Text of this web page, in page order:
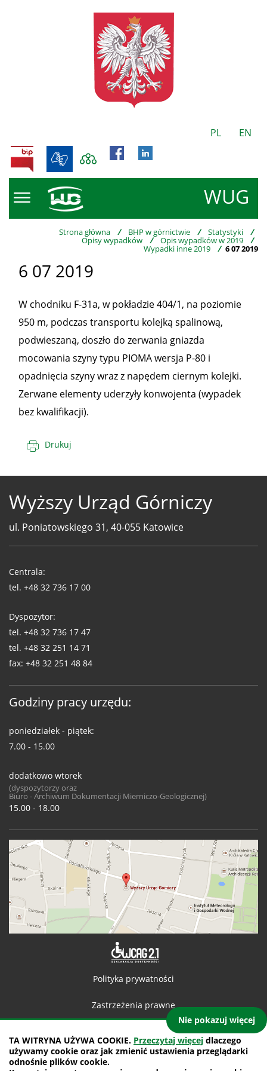
TA WITRYNA UŻYWA COOKIE. Przeczytaj więcej dlaczego
używamy cookie oraz jak zmienić ustawienia przeglądarki
odnośnie plików cookie.
Nie pokazuj więcej
PL EN
WUG
BIP
Strona główna / BHP w górnictwie / Statystyki /
Opisy wypadków / Opis wypadków w 2019 /
Wypadki inne 2019 / 6 07 2019
6 07 2019
W chodniku F-31a, w pokładzie 404/1, na poziomie
950 m, podczas transportu kolejką spalinową,
podwieszaną, doszło do zerwania gniazda
mocowania szyny typu PIOMA wersja P-80 i
opadnięcia szyny wraz z napędem ciernym kolejki.
Zerwane elementy uderzyły konwojenta (wypadek
bez kwalifikacji).
Drukuj
Wyższy Urząd Górniczy
ul. Poniatowskiego 31, 40-055 Katowice
WUG
Centrala:
tel. +48 32 736 17 00
Dyspozytor:
tel. +48 32 736 17 47
tel. +48 32 251 14 71
fax: +48 32 251 48 84
Godziny pracy urzędu:
poniedziałek - piątek:
7.00 - 15.00
dodatkowo wtorek
(dyspozytorzy oraz
Biuro - Archiwum Dokumentacji Mierniczo-Geologicznej)
15.00 - 18.00
Polityka prywatności
Zastrzeżenia prawne
Mapa witryny